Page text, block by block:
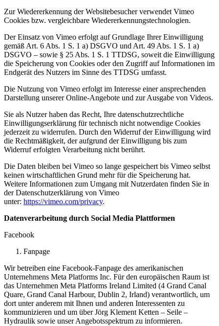
Zur Wiedererkennung der Websitebesucher verwendet Vimeo
Cookies bzw. vergleichbare Wiedererkennungstechnologien.
Der Einsatz von Vimeo erfolgt auf Grundlage Ihrer Einwilligung
gemäß Art. 6 Abs. 1 S. 1 a) DSGVO und Art. 49 Abs. 1 S. 1 a)
DSGVO – sowie § 25 Abs. 1 S. 1 TTDSG, soweit die Einwilligung
die Speicherung von Cookies oder den Zugriff auf Informationen im
Endgerät des Nutzers im Sinne des TTDSG umfasst.
Die Nutzung von Vimeo erfolgt im Interesse einer ansprechenden
Darstellung unserer Online-Angebote und zur Ausgabe von Videos.
Sie als Nutzer haben das Recht, Ihre datenschutzrechtliche
Einwilligungserklärung für technisch nicht notwendige Cookies
jederzeit zu widerrufen. Durch den Widerruf der Einwilligung wird
die Rechtmäßigkeit, der aufgrund der Einwilligung bis zum
Widerruf erfolgten Verarbeitung nicht berührt.
Die Daten bleiben bei Vimeo so lange gespeichert bis Vimeo selbst
keinen wirtschaftlichen Grund mehr für die Speicherung hat.
Weitere Informationen zum Umgang mit Nutzerdaten finden Sie in
der Datenschutzerklärung von Vimeo
unter: https://vimeo.com/privacy.
Datenverarbeitung durch Social Media Plattformen
Facebook
Fanpage
Wir betreiben eine Facebook-Fanpage des amerikanischen
Unternehmens Meta Platforms Inc. Für den europäischen Raum ist
das Unternehmen Meta Platforms Ireland Limited (4 Grand Canal
Quare, Grand Canal Harbour, Dublin 2, Irland) verantwortlich, um
dort unter anderem mit Ihnen und anderen Interessenten zu
kommunizieren und um über Jörg Klement Ketten – Seile –
Hydraulik sowie unser Angebotsspektrum zu informieren.